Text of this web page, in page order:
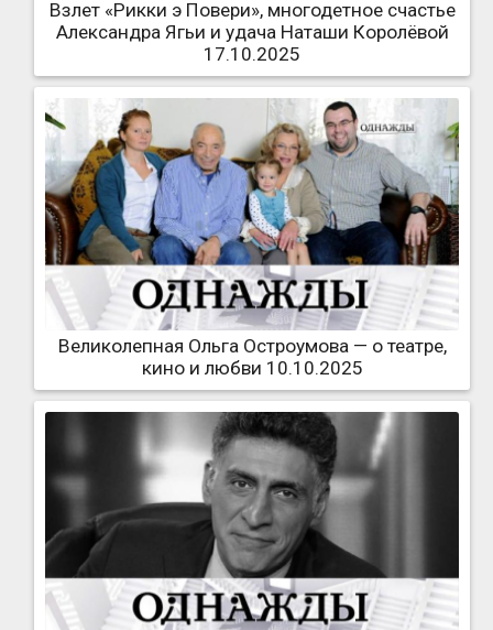
Взлет «Рикки э Повери», многодетное счастье
Александра Ягьи и удача Наташи Королёвой
17.10.2025
Великолепная Ольга Остроумова — о театре,
кино и любви 10.10.2025